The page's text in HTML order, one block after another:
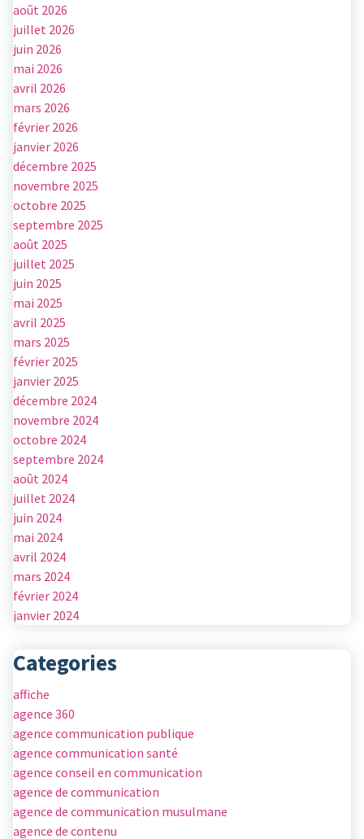
août 2026
juillet 2026
juin 2026
mai 2026
avril 2026
mars 2026
février 2026
janvier 2026
décembre 2025
novembre 2025
octobre 2025
septembre 2025
août 2025
juillet 2025
juin 2025
mai 2025
avril 2025
mars 2025
février 2025
janvier 2025
décembre 2024
novembre 2024
octobre 2024
septembre 2024
août 2024
juillet 2024
juin 2024
mai 2024
avril 2024
mars 2024
février 2024
janvier 2024
Categories
affiche
agence 360
agence communication publique
agence communication santé
agence conseil en communication
agence de communication
agence de communication musulmane
agence de contenu